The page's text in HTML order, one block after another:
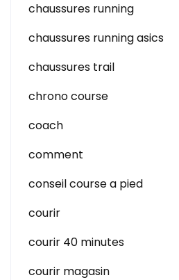
chaussures running
chaussures running asics
chaussures trail
chrono course
coach
comment
conseil course a pied
courir
courir 40 minutes
courir magasin